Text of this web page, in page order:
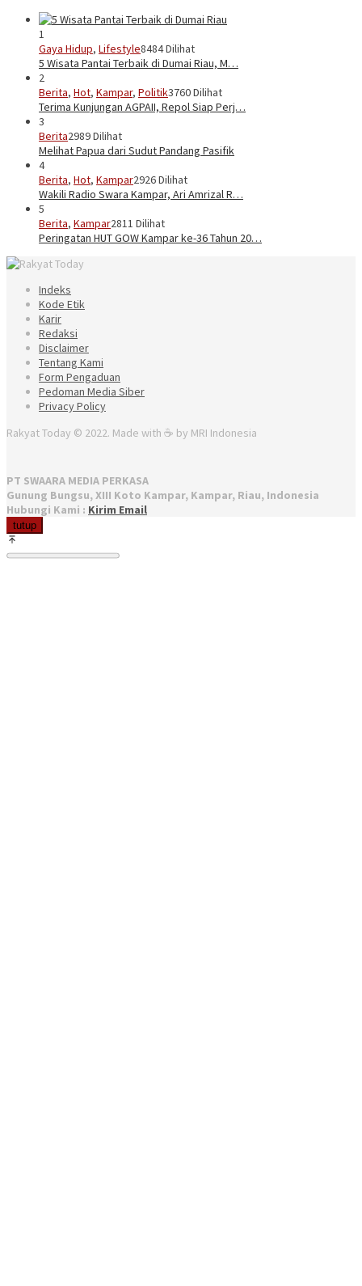
1
Gaya Hidup, Lifestyle8484 Dilihat
5 Wisata Pantai Terbaik di Dumai Riau, M…
2
Berita, Hot, Kampar, Politik3760 Dilihat
Terima Kunjungan AGPAII, Repol Siap Perj…
3
Berita2989 Dilihat
Melihat Papua dari Sudut Pandang Pasifik
4
Berita, Hot, Kampar2926 Dilihat
Wakili Radio Swara Kampar, Ari Amrizal R…
5
Berita, Kampar2811 Dilihat
Peringatan HUT GOW Kampar ke-36 Tahun 20…
Indeks
Kode Etik
Karir
Redaksi
Disclaimer
Tentang Kami
Form Pengaduan
Pedoman Media Siber
Privacy Policy
Rakyat Today © 2022. Made with ☕ by MRI Indonesia
PT SWAARA MEDIA PERKASA
Gunung Bungsu, XIII Koto Kampar, Kampar, Riau, Indonesia
Hubungi Kami : Kirim Email
tutup